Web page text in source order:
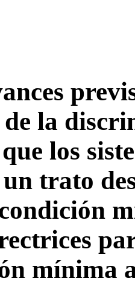
la
los
trato
mínima